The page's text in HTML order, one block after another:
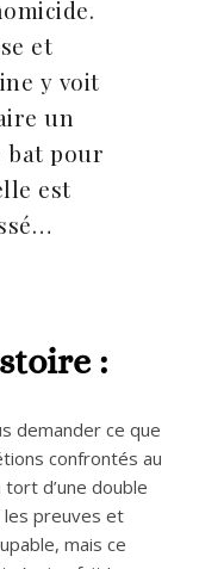
et
y voit
un
bat pour
est
:
demander ce que
confrontés au
d’une double
les preuves et
mais ce